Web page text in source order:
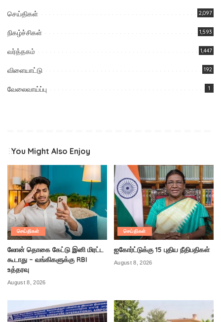
செய்திகள் 2,097
நிகழ்ச்சிகள் 1,593
வர்த்தகம் 1,447
விளையாட்டு 192
வேலைவாய்ப்பு 1
You Might Also Enjoy
செய்திகள்
லோன் தொகை கேட்டு இனி மிரட்ட
கூடாது – வங்கிகளுக்கு RBI
உத்தரவு
August 8, 2026
செய்திகள்
ஐகோர்ட்டுக்கு 15 புதிய நீதிபதிகள்
August 8, 2026